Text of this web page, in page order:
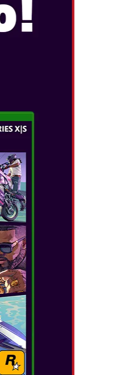
και να
σταθερά
τραπέζι ή τα
ως
παιχνιδιού.
2, επιτρέπει
παιχνίδια.
τέσσερα άτομα
κάμερα
χρόνο μαζί
μακριά.
στιγμή πατώντας
Switch 2,
ακόμα κι αν δεν
στο στυλ